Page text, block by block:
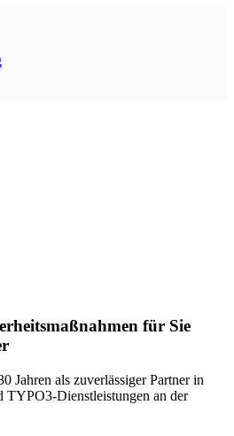
für Sie
Jahren als zuverlässiger Partner in
TYPO3-Dienstleistungen an der